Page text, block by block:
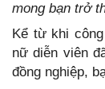
mong bạn trở
Kể từ khi
nữ diễn viên
đồng nghiệp,